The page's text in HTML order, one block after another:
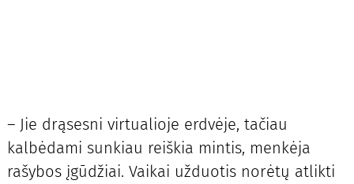
– Jie drąsesni virtualioje erdvėje, tačiau
kalbėdami sunkiau reiškia mintis, menkėja
rašybos įgūdžiai. Vaikai užduotis norėtų atlikti